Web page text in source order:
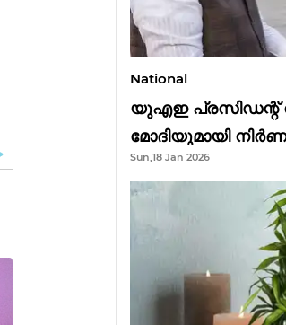
National
യുഎഇ പ്രസിഡന്റ്
മോദിയുമായി
Sun,18 Jan 2026